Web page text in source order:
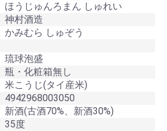
ほうじゅんろまん しゅれい
神村酒造
かみむら しゅぞう
琉球泡盛
瓶・化粧箱無し
米こうじ(タイ産米)
4942968003050
新酒(古酒70%、新酒30%)
35度